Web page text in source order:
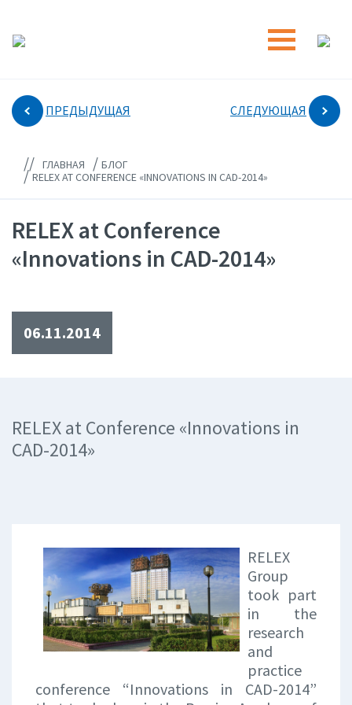
ПРЕДЫДУЩАЯ СЛЕДУЮЩАЯ
// ГЛАВНАЯ / БЛОГ
/RELEX AT CONFERENCE «INNOVATIONS IN CAD-2014»
RELEX at Conference
«Innovations in CAD-2014»
06.11.2014
RELEX at Conference «Innovations in
CAD-2014»
RELEX
Group
took part
in the
research
and
practice
conference “Innovations in CAD-2014”